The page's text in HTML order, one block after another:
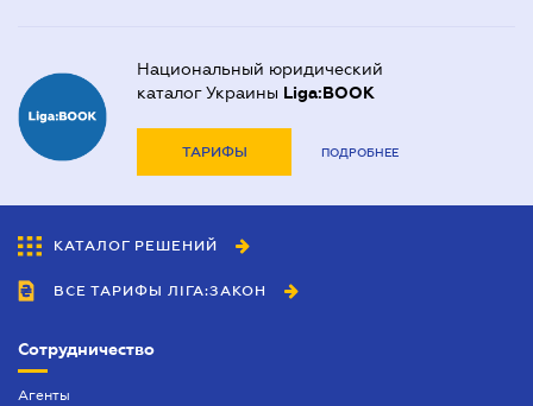
Национальный юридический
каталог Украины Liga:BOOK
ТАРИФЫ ПОДРОБНЕЕ
КАТАЛОГ РЕШЕНИЙ
ВСЕ ТАРИФЫ ЛІГА:ЗАКОН
Сотрудничество
Агенты